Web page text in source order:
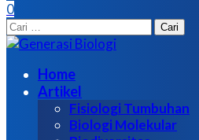
0
Cari
untuk:
Home
Artikel
Fisiologi Tumbuhan
Biologi Molekular